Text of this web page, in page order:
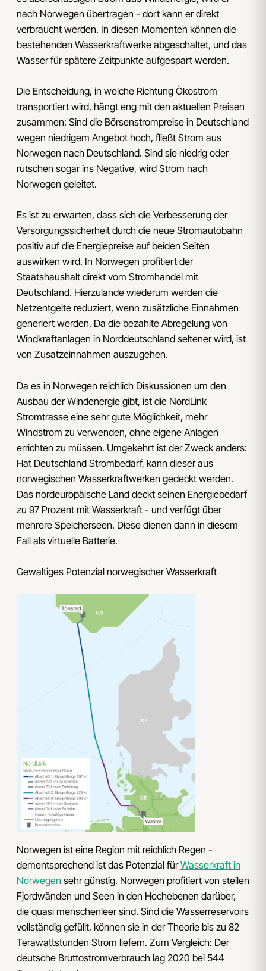
nach Norwegen übertragen - dort kann er direkt
verbraucht werden. In diesen Momenten können die
bestehenden Wasserkraftwerke abgeschaltet, und das
Wasser für spätere Zeitpunkte aufgespart werden.
Die Entscheidung, in welche Richtung Ökostrom
transportiert wird, hängt eng mit den aktuellen Preisen
zusammen: Sind die Börsenstrompreise in Deutschland
wegen niedrigem Angebot hoch, fließt Strom aus
Norwegen nach Deutschland. Sind sie niedrig oder
rutschen sogar ins Negative, wird Strom nach
Norwegen geleitet.
Es ist zu erwarten, dass sich die Verbesserung der
Versorgungssicherheit durch die neue Stromautobahn
positiv auf die Energiepreise auf beiden Seiten
auswirken wird. In Norwegen profitiert der
Staatshaushalt direkt vom Stromhandel mit
Deutschland. Hierzulande wiederum werden die
Netzentgelte reduziert, wenn zusätzliche Einnahmen
generiert werden. Da die bezahlte Abregelung von
Windkraftanlagen in Norddeutschland seltener wird, ist
von Zusatzeinnahmen auszugehen.
Da es in Norwegen reichlich Diskussionen um den
Ausbau der Windenergie gibt, ist die NordLink
Stromtrasse eine sehr gute Möglichkeit, mehr
Windstrom zu verwenden, ohne eigene Anlagen
errichten zu müssen. Umgekehrt ist der Zweck anders:
Hat Deutschland Strombedarf, kann dieser aus
norwegischen Wasserkraftwerken gedeckt werden.
Das nordeuropäische Land deckt seinen Energiebedarf
zu 97 Prozent mit Wasserkraft - und verfügt über
mehrere Speicherseen. Diese dienen dann in diesem
Fall als virtuelle Batterie.
Gewaltiges Potenzial norwegischer Wasserkraft
Norwegen ist eine Region mit reichlich Regen -
dementsprechend ist das Potenzial fürWasserkraft in
Norwegen sehr günstig. Norwegen profitiert von steilen
Fjordwänden und Seen in den Hochebenen darüber,
die quasi menschenleer sind. Sind die Wasserreservoirs
vollständig gefüllt, können sie in der Theorie bis zu 82
Terawattstunden Strom liefern. Zum Vergleich: Der
deutsche Bruttostromverbrauch lag 2020 bei 544